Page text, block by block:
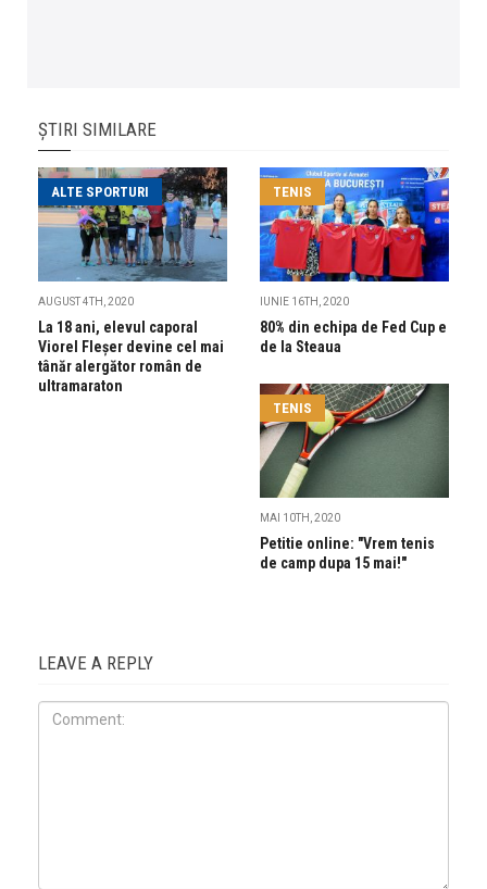
ȘTIRI SIMILARE
ALTE SPORTURI
AUGUST 4TH, 2020
La 18 ani, elevul caporal
Viorel Fleșer devine cel mai
tânăr alergător român de
ultramaraton
TENIS
IUNIE 16TH, 2020
80% din echipa de Fed Cup e
de la Steaua
TENIS
MAI 10TH, 2020
Petitie online: "Vrem tenis
de camp dupa 15 mai!"
LEAVE A REPLY